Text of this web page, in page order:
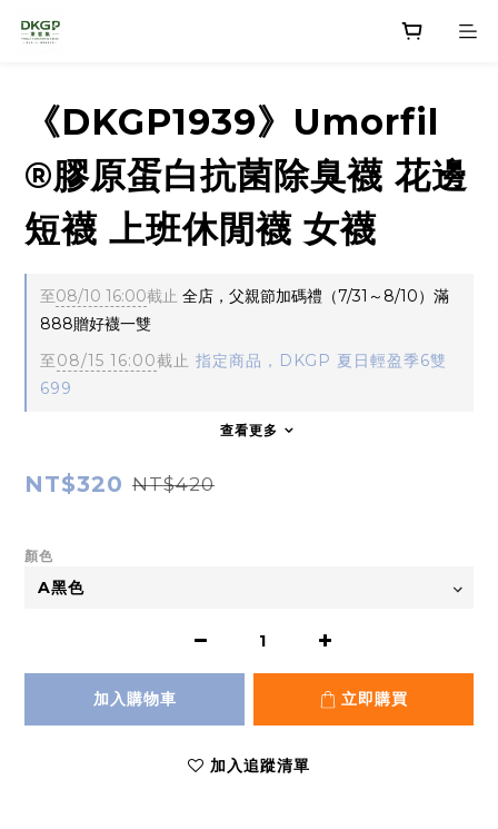
《DKGP1939》Umorfil
®膠原蛋白抗菌除臭襪 花邊
短襪 上班休閒襪 女襪
至08/10 16:00截止 全店，父親節加碼禮（7/31～8/10）滿
888贈好襪一雙
至08/15 16:00截止 指定商品，DKGP 夏日輕盈季6雙
699
查看更多
NT$320 NT$420
顏色
加入購物車 立即購買
加入追蹤清單